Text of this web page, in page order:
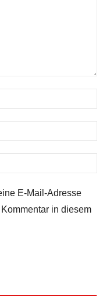
E-Mail-Adresse
in diesem